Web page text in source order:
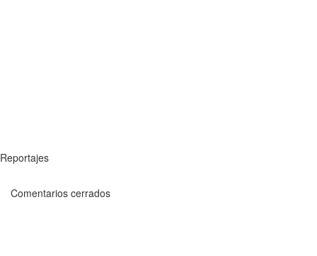
Reportajes
Comentarios cerrados